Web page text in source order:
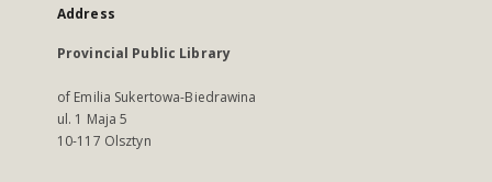
Address
Provincial Public Library
of Emilia Sukertowa-Biedrawina
ul. 1 Maja 5
10-117 Olsztyn